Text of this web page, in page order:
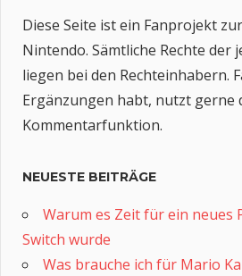
Diese Seite ist ein Fanprojekt
Nintendo. Sämtliche Rechte der
liegen bei den Rechteinhabern.
Ergänzungen habt, nutzt gerne
Kommentarfunktion.
NEUESTE BEITRÄGE
Warum es Zeit für ein neues
Switch wurde
Was brauche ich für Mario